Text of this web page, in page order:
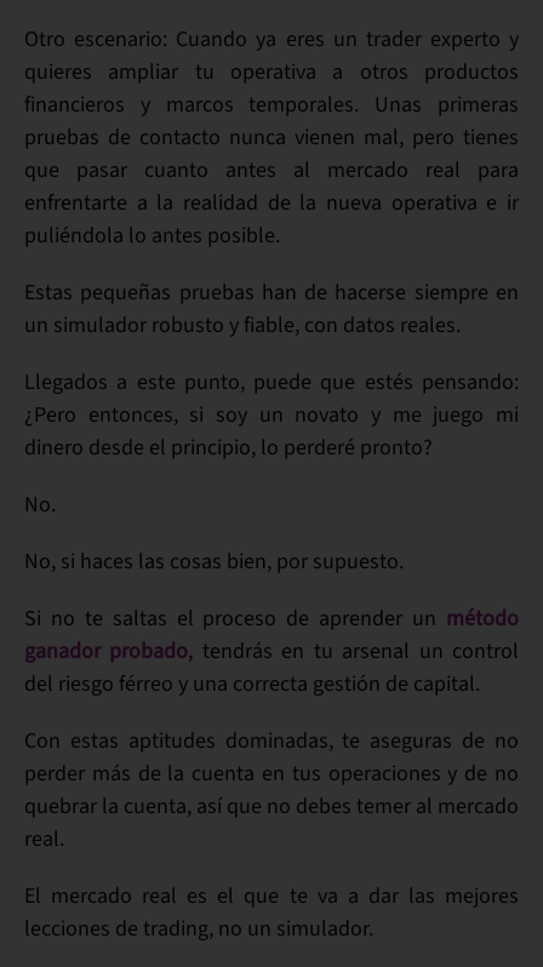
Otro escenario: Cuando ya eres un trader experto y
quieres ampliar tu operativa a otros productos
financieros y marcos temporales. Unas primeras
pruebas de contacto nunca vienen mal, pero tienes
que pasar cuanto antes al mercado real para
enfrentarte a la realidad de la nueva operativa e ir
puliéndola lo antes posible.
Estas pequeñas pruebas han de hacerse siempre en
un simulador robusto y fiable, con datos reales.
Llegados a este punto, puede que estés pensando:
¿Pero entonces, si soy un novato y me juego mi
dinero desde el principio, lo perderé pronto?
No.
No, si haces las cosas bien, por supuesto.
Si no te saltas el proceso de aprender un método
ganador probado, tendrás en tu arsenal un control
del riesgo férreo y una correcta gestión de capital.
Con estas aptitudes dominadas, te aseguras de no
perder más de la cuenta en tus operaciones y de no
quebrar la cuenta, así que no debes temer al mercado
real.
El mercado real es el que te va a dar las mejores
lecciones de trading, no un simulador.